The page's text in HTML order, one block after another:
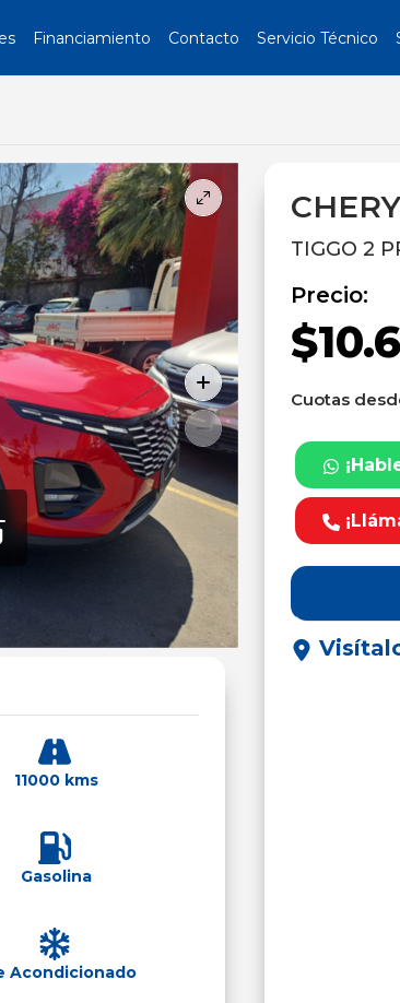
Financiamiento Contacto Servicio Técnico
11000 kms
Gasolina
Acondicionado
TIGGO 2
Precio:
Cuotas